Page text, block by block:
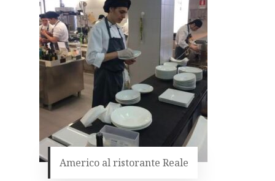
Americo al ristorante Reale